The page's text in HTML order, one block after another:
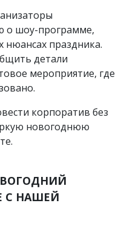
о шоу-программе,
нюансах праздника.
детали
мероприятие, где
корпоратив без
новогоднюю
С НАШЕЙ